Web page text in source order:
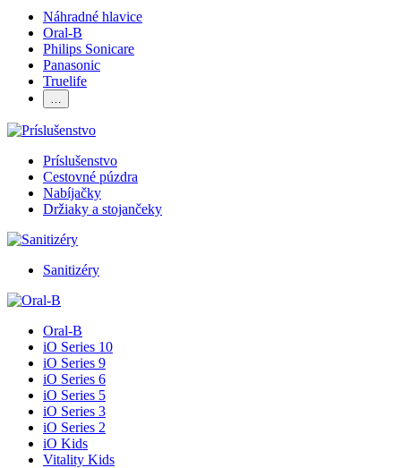
Náhradné hlavice
Oral-B
Philips Sonicare
Panasonic
Truelife
…
Príslušenstvo
Cestovné púzdra
Nabíjačky
Držiaky a stojančeky
Sanitizéry
Oral-B
iO Series 10
iO Series 9
iO Series 6
iO Series 5
iO Series 3
iO Series 2
iO Kids
Vitality Kids